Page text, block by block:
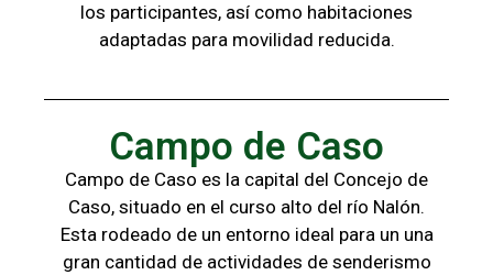
los participantes, así como habitaciones
adaptadas para movilidad reducida.
Campo de Caso
Campo de Caso es la capital del Concejo de
Caso, situado en el curso alto del río Nalón.
Esta rodeado de un entorno ideal para un una
gran cantidad de actividades de senderismo